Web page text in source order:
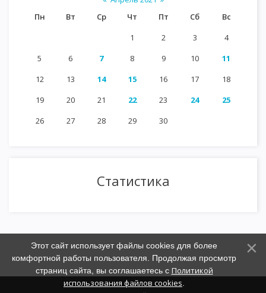
Пн
Вт Ср Чт Пт Сб
Вс
1
2 3
4
5
6 7 8 9 10
11
12
13 14 15 16 17
18
19
20 21 22 23 24
25
26
27 28 29 30
Статистика
Этот сайт использует файлы cookies для более
комфортной работы пользователя. Продолжая просмотр
страниц сайта, вы соглашаетесь с Политикой
использования файлов cookies